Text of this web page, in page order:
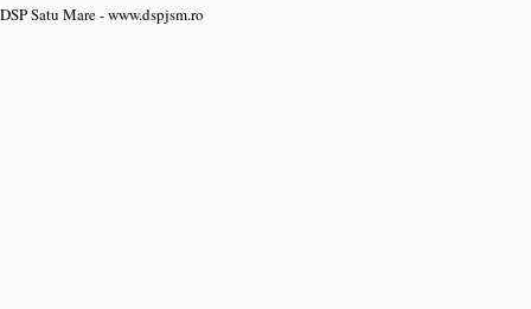
DSP Satu Mare - www.dspjsm.ro